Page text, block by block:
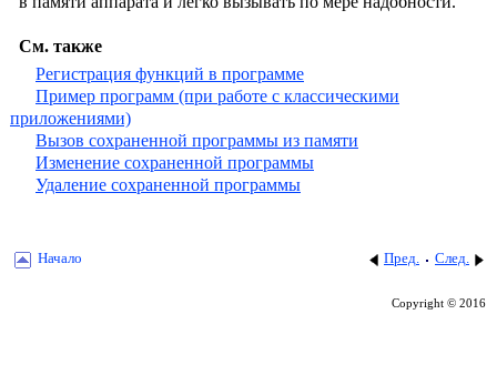
См. также
Регистрация функций в программе
Пример программ (при работе с классическими
приложениями)
Вызов сохраненной программы из памяти
Изменение сохраненной программы
Удаление сохраненной программы
Начало Пред. След.
Copyright © 2016